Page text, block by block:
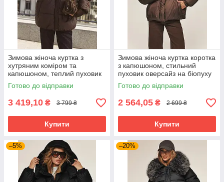
Зимова жіноча куртка з
хутряним коміром та
капюшоном, теплий пуховик
оверсайз на біопуху (до
-20°C) 44-52 розмір
Готово до відправки
3 419,10 ₴ 3 799 ₴
Купити
Зимова жіноча куртка коротка
з капюшоном, стильний
пуховик оверсайз на біопуху
(до -15°C) 50 розмір бежева
Готово до відправки
2 564,05 ₴ 2 699 ₴
Купити
–5% –20%